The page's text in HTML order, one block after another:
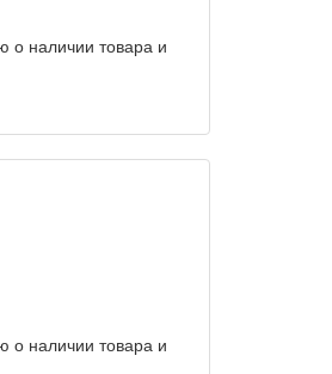
о наличии товара и
о наличии товара и